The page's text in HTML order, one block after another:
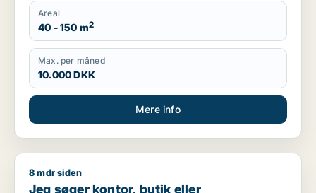
Areal
40 - 150 m2
Max. per måned
10.000 DKK
Mere info
Jeg søger kontor, butik eller undervisningslokale til salg i
8 mdr siden
Jeg søger kontor, butik eller